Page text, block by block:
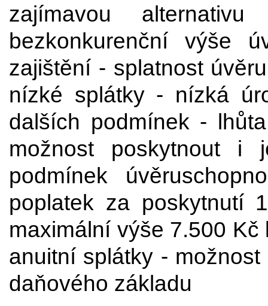
zajímavou
bezkonkurenční výše
zajištění - splatnost
nízké splátky - nízká
dalších podmínek -
možnost poskytnout i
podmínek
poplatek za
maximální výše 7.500
anuitní splátky -
daňového základu